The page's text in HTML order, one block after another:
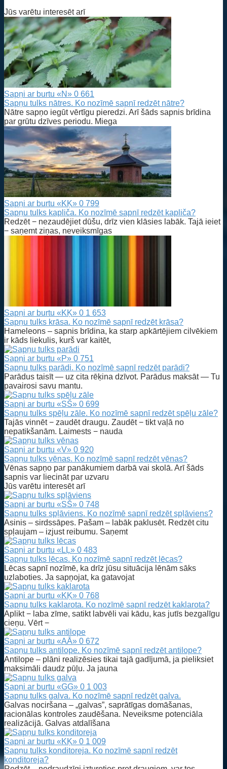
Jūs varētu interesēt arī
Sapņi ar burtu «N» 0 661
Sapņu tulks nātres. Ko nozīmē sapnī redzēt nātre?
Nātre sapņo iegūt vērtīgu pieredzi. Arī šāds sapnis brīdina
par grūtu dzīves periodu. Miega
Sapņi ar burtu «KĶ» 0 799
Sapņu tulks kapliča. Ko nozīmē sapnī redzēt kapliča?
Redzēt − nezaudējiet dūšu, drīz vien klāsies labāk. Tajā ieiet
− saņemt ziņas, neveiksmīgas
Sapņi ar burtu «KĶ» 0 1 653
Sapņu tulks krāsa. Ko nozīmē sapnī redzēt krāsa?
Hameleons – sapnis brīdina, ka starp apkārtējiem cilvēkiem
ir kāds liekulis, kurš var kaitēt,
Sapņi ar burtu «P» 0 751
Sapņu tulks parādi. Ko nozīmē sapnī redzēt parādi?
Parādus taisīt — uz cita rēķina dzīvot. Parādus maksāt — Tu
pavairosi savu mantu.
Sapņi ar burtu «SŠ» 0 699
Sapņu tulks spēļu zāle. Ko nozīmē sapnī redzēt spēļu zāle?
Tajās vinnēt − zaudēt draugu. Zaudēt − tikt vaļā no
nepatikšanām. Laimests − nauda
Sapņi ar burtu «V» 0 920
Sapņu tulks vēnas. Ko nozīmē sapnī redzēt vēnas?
Vēnas sapņo par panākumiem darbā vai skolā. Arī šāds
sapnis var liecināt par uzvaru
Jūs varētu interesēt arī
Sapņi ar burtu «SŠ» 0 748
Sapņu tulks spļāviens. Ko nozīmē sapnī redzēt spļāviens?
Asinis – sirdssāpes. Pašam – labāk paklusēt. Redzēt citu
spļaujam – izjust reibumu. Saņemt
Sapņi ar burtu «LĻ» 0 483
Sapņu tulks lēcas. Ko nozīmē sapnī redzēt lēcas?
Lēcas sapnī nozīmē, ka drīz jūsu situācija lēnām sāks
uzlaboties. Ja sapņojat, ka gatavojat
Sapņi ar burtu «KĶ» 0 768
Sapņu tulks kaklarota. Ko nozīmē sapnī redzēt kaklarota?
Aplikt − laba zīme, satikt labvēli vai kādu, kas jutīs bezgalīgu
cieņu. Vērt −
Sapņi ar burtu «AĀ» 0 672
Sapņu tulks antilope. Ko nozīmē sapnī redzēt antilope?
Antilope – plāni realizēsies tikai tajā gadījumā, ja pieliksiet
maksimāli daudz pūļu. Ja jauna
Sapņi ar burtu «GĢ» 0 1 003
Sapņu tulks galva. Ko nozīmē sapnī redzēt galva.
Galvas nociršana – „galvas”, saprātīgas domāšanas,
racionālas kontroles zaudēšana. Neveiksme potenciāla
realizācijā. Galvas atdalīšana
Sapņi ar burtu «KĶ» 0 1 009
Sapņu tulks konditoreja. Ko nozīmē sapnī redzēt
konditoreja?